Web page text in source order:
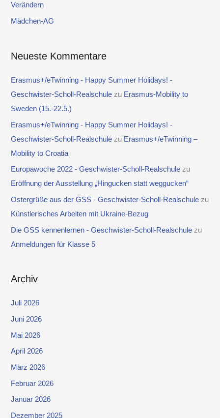
h
:
Verändern
Mädchen-AG
Neueste Kommentare
Erasmus+/eTwinning - Happy Summer Holidays! -
Geschwister-Scholl-Realschule zu Erasmus-Mobility to
Sweden (15.-22.5.)
Erasmus+/eTwinning - Happy Summer Holidays! -
Geschwister-Scholl-Realschule zu Erasmus+/eTwinning –
Mobility to Croatia
Europawoche 2022 - Geschwister-Scholl-Realschule zu
Eröffnung der Ausstellung „Hingucken statt weggucken“
Ostergrüße aus der GSS - Geschwister-Scholl-Realschule zu
Künstlerisches Arbeiten mit Ukraine-Bezug
Die GSS kennenlernen - Geschwister-Scholl-Realschule zu
Anmeldungen für Klasse 5
Archiv
Juli 2026
Juni 2026
Mai 2026
April 2026
März 2026
Februar 2026
Januar 2026
Dezember 2025